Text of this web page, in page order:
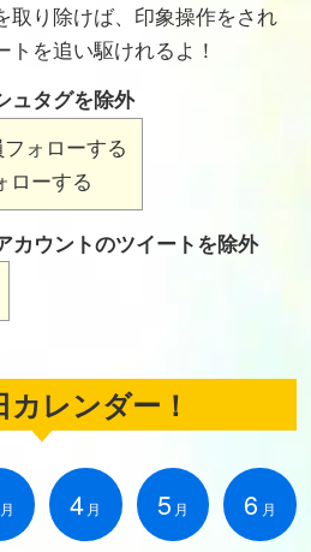
取り除けば、印象操作をされ
を追い駆けれるよ！
ュタグを除外
ォローする
ローする
カウントのツイートを除外
レンダー！
月 4 月 5 月 6 月